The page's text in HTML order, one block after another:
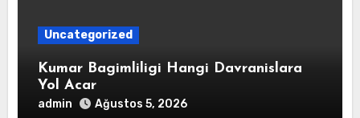
Uncategorized
Kumar Bagimliligi Hangi Davranislara
Yol Acar
admin Ağustos 5, 2026